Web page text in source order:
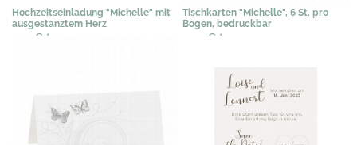
Hochzeitseinladung "Michelle" mit
ausgestanztem Herz
2,15 € *
Tischkarten "Michelle", 6 St. pro
Bogen, bedruckbar
3,07 € *